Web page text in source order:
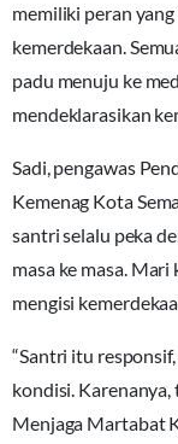
memiliki peran
kemerdekaan.
padu menuju ke
mendeklarasikan
Sadi, pengawas
Kemenag Kota
santri selalu peka
masa ke masa.
mengisi
“Santri itu
kondisi.
Menjaga Martabat